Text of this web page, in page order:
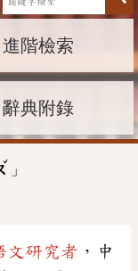
進階檢索
辭典附錄
ˇ
」
文研究者 ，中